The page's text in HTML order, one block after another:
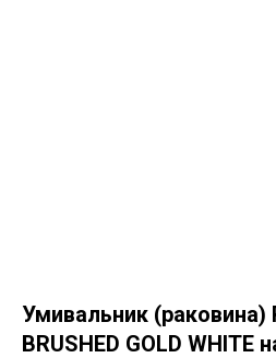
Умивальник (раковина)
BRUSHED GOLD WHITE